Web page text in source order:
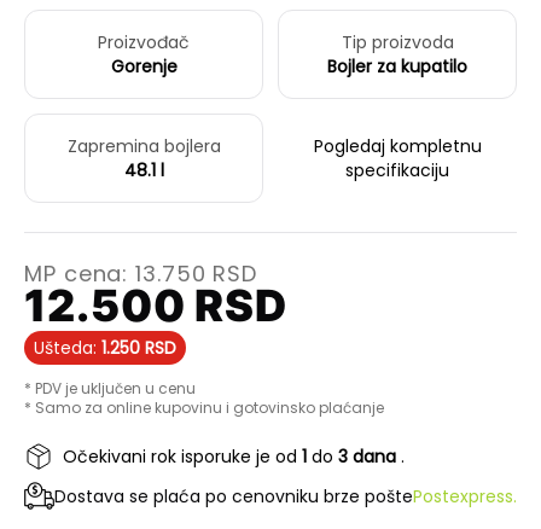
Proizvođač
Gorenje
Tip proizvoda
Bojler za kupatilo
Zapremina bojlera
48.1 l
Pogledaj kompletnu
specifikaciju
MP cena:13.750 RSD
12.500 RSD
Ušteda: 1.250 RSD
* PDV je uključen u cenu
* Samo za online kupovinu i gotovinsko plaćanje
Očekivani rok isporuke je od 1 do 3 dana .
Dostava se plaća po cenovniku brze poštePostexpress.